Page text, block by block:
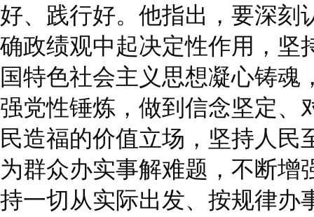
好、践行好。他指出，要深刻
确政绩观中起决定性作用，坚
国特色社会主义思想凝心铸魂
强党性锤炼，做到信念坚定、
民造福的价值立场，坚持人民
为群众办实事解难题，不断增
持一切从实际出发、按规律办